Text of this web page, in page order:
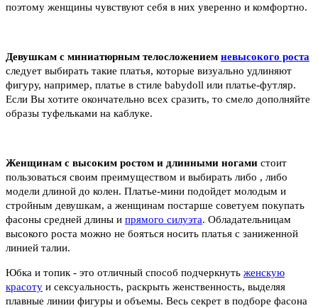
поэтому женщины чувствуют себя в них уверенно и комфортно.
Девушкам с миниатюрным телосложением невысокого роста
следует выбирать такие платья, которые визуально удлиняют
фигуру, например, платье в стиле babydoll или платье-футляр.
Если Вы хотите окончательно всех сразить, то смело дополняйте
образы туфельками на каблуке.
Женщинам с высоким ростом и длинными ногами стоит
пользоваться своим преимуществом и выбирать либо , либо
модели длиной до колен. Платье-мини подойдет молодым и
стройным девушкам, а женщинам постарше советуем покупать
фасоны средней длины и прямого силуэта. Обладательницам
высокого роста можно не бояться носить платья с заниженной
линией талии.
Юбка и топик - это отличный способ подчеркнуть женскую
красоту и сексуальность, раскрыть женственность, выделяя
плавные линии фигуры и объемы. Весь секрет в подборе фасона